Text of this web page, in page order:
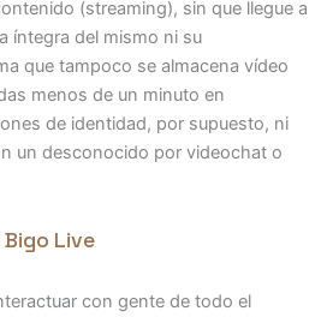
(streaming), sin que llegue a
íntegra del mismo ni su
que tampoco se almacena vídeo
menos de un minuto en
de identidad, por supuesto, ni
un desconocido por videochat o
Live
con gente de todo el